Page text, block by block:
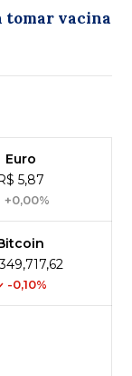
tomar vacina
Euro
5,87
+0,00%
-0,10%